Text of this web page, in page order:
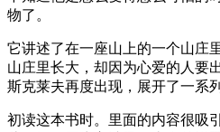
物了。
它讲述了在一座山上的一个山庄
山庄里长大，却因为心爱的人要
斯克莱夫再度出现，展开了一系
初读这本书时。里面的内容很吸